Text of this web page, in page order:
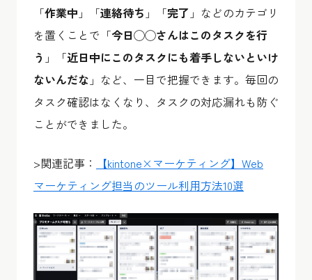
「作業中 」「連絡待ち 」「完了 」などのカテゴリ
を置くことで「今日◯◯さんはこのタスクを行
う 」「近日中にこのタスクにも着手しないといけ
ないんだな 」など、一目で把握できます。毎回の
タスク確認はなくなり、タスクの対応漏れも防ぐ
ことができました。
>関連記事：
【kintone×マーケティング】Web
マーケティング担当のツール利用方法10選